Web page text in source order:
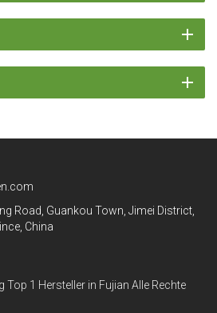
Road, Guankou Town, Jimei District,
China
Top 1 Hersteller in Fujian Alle Rechte